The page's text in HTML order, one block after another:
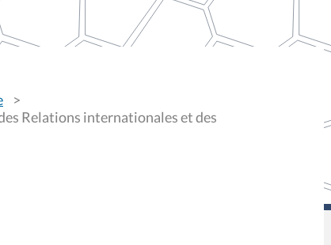
Relations internationales et des